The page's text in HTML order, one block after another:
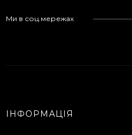
Ми в соц.мережах
ІНФОРМАЦІЯ